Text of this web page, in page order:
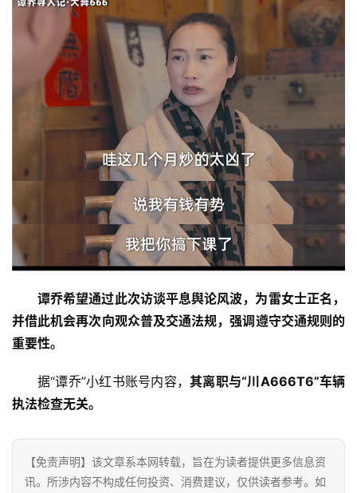
车
新
能
源
谭乔希望通过此次访谈平息舆论风波，为雷女士正名，
并借此机会再次向观众普及交通法规，强调遵守交通规则的
重要性。
据“谭乔”小红书账号内容，其离职与“川A666T6”车辆
执法检查无关。
【免责声明】该文章系本网转载，旨在为读者提供更多信息资
讯。所涉内容不构成任何投资、消费建议，仅供读者参考。如